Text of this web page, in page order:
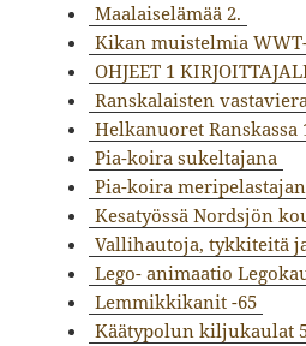
Maalaiselämää 2.
Kikan muistelmia
OHJEET 1
Ranskalaisten
Helkanuoret Ranskassa
Pia-koira sukeltajana
Pia-koira
Kesatyössä Nordsjön
Vallihautoja, tykkiteitä
Lego- animaatio
Lemmikkikanit -65
Käätypolun kiljukaulat